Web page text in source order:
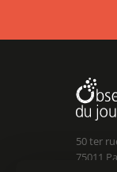
50 ter
75011